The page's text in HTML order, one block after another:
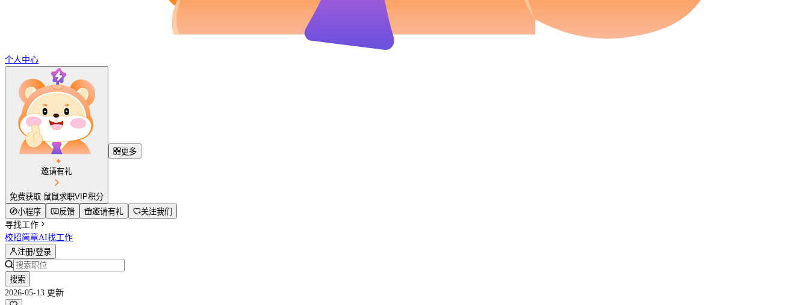
个人中心
邀请有礼
免费获取 鼠鼠求职VIP积分
更多
小程序 反馈 邀请有礼
关注我们
寻找工作
校招简章AI找工作
注册/登录
搜索
2026-05-13 更新